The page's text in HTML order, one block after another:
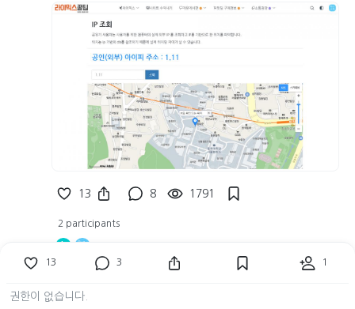
13 3 1
권한이 없습니다.
13 8 1791
2 participants